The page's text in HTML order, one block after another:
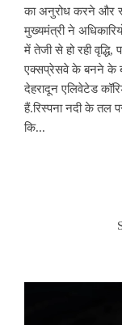
का अनुरोध करने और
मुख्यमंत्री ने
में तेजी से हो रही वृद्धि,
एक्सप्रेसवे के बनने के
देहरादून एलिवेटेड
हैं.रिस्पना नदी के तल
कि...